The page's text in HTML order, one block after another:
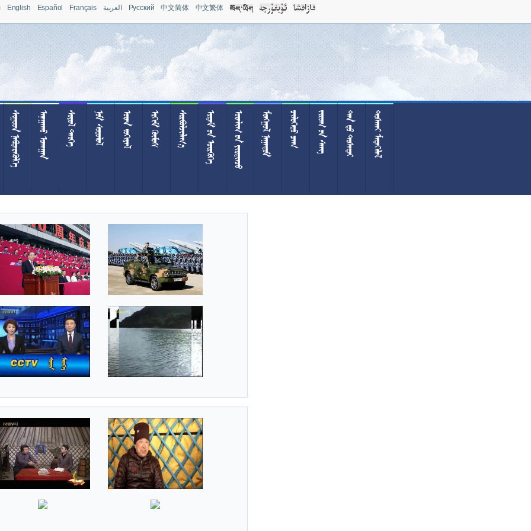
English Español Français العربية Pусский 中文简体 中文繁体
                              